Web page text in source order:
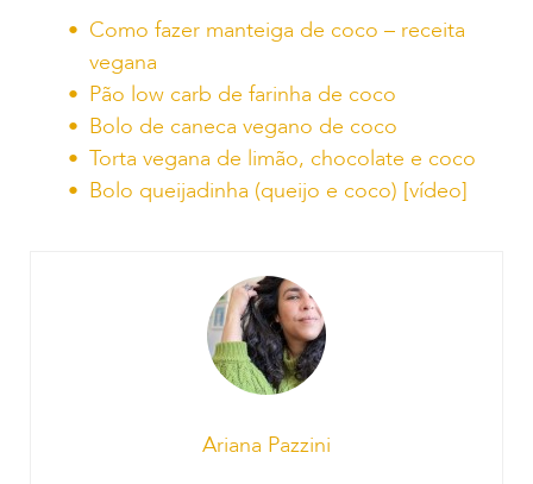
Como fazer manteiga de coco – receita
vegana
Pão low carb de farinha de coco
Bolo de caneca vegano de coco
Torta vegana de limão, chocolate e coco
Bolo queijadinha (queijo e coco) [vídeo]
Ariana Pazzini